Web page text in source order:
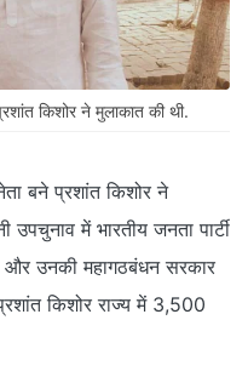
किशोर ने मुलाकात की थी.
बने प्रशांत किशोर ने
में भारतीय जनता पार्टी
और उनकी महागठबंधन सरकार
किशोर राज्य में 3,500